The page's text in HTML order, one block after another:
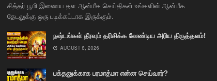
சித்தர் பூமி இணைய தள ஆன்மீக செய்திகள் உங்களின் ஆன்மீக
தேடலுக்கு ஒரு படிக்கட்டாக இருக்கும்.
நஷ்டங்கள் தீரவும் தரிசிக்க வேண்டிய அரிய திருத்தலம்!
AUGUST 8, 2026
பக்தனுக்காக பரமாத்மா என்ன செய்வார்?